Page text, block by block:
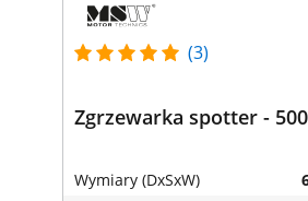
(3)
Zgrzewarka spotter -
Wymiary (DxSxW)